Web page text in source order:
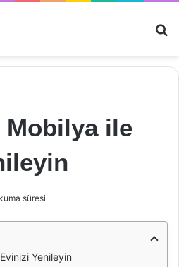
Mobilya ile
süresi
Yenileyin